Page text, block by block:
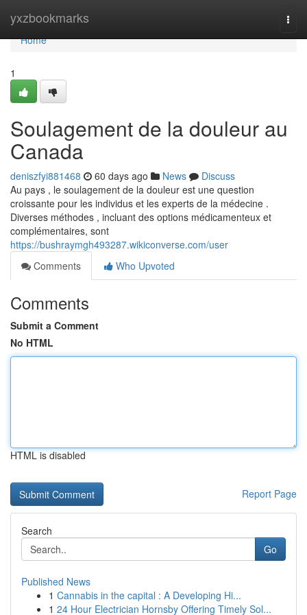
yxzbookmarks
Home
Home
1
Soulagement de la douleur au
Canada
deniszfyi881468 60 days ago News
Discuss
Au pays , le soulagement de la douleur est une question
croissante pour les individus et les experts de la médecine .
Diverses méthodes , incluant des options médicamenteux et
complémentaires, sont
https://bushraymgh493287.wikiconverse.com/user
Comments
Who Upvoted
Comments
Submit a Comment
No HTML
HTML is disabled
Report Page
Search
Go
Published News
1 Cannabis in the capital : A Developing Hi...
1 24 Hour Electrician Hornsby Offering Timely Sol...